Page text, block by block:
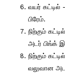
வயர் கட்டில்
பிரேம்.
நிற்கும்
அடர் பிங்க்
நிற்கும்
வலுவான அடர்